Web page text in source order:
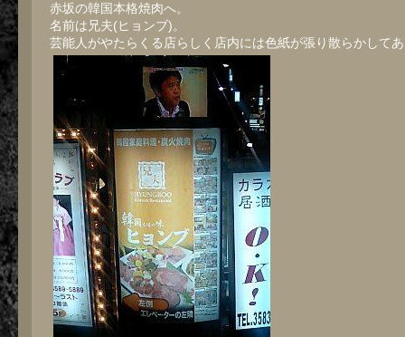
赤坂の韓国本格焼肉へ。
名前は兄夫(ヒョンブ)。
芸能人がやたらくる店らしく店内には色紙が張り散らかして